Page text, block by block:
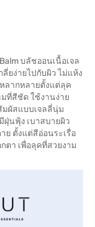
บลัชออนเนื้อเจล
ยง่ายไปกับผิว ไม่แห้ง
ลากหลายตั้งแต่ลุค
ที่สีชัด ใช้งานง่าย
มผัสแบบเจลลี่นุ่ม
ฝุ่นฟุ้ง เบาสบายผิว
ย ตั้งแต่สีอ่อนระเรื่อ
ตา เพื่อลุคที่สวยงาม